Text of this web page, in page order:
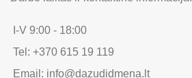
I-V 9:00 - 18:00
Tel: +370 615 19 119
Email: info@dazudidmena.lt